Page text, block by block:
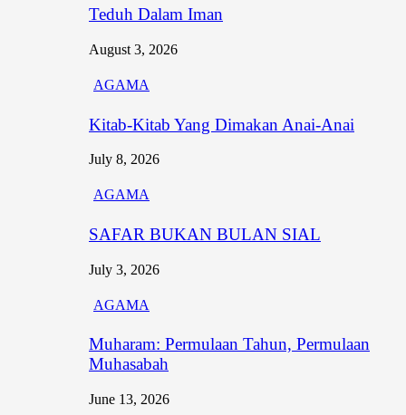
Teduh Dalam Iman
August 3, 2026
AGAMA
Kitab-Kitab Yang Dimakan Anai-Anai
July 8, 2026
AGAMA
SAFAR BUKAN BULAN SIAL
July 3, 2026
AGAMA
Muharam: Permulaan Tahun, Permulaan
Muhasabah
June 13, 2026